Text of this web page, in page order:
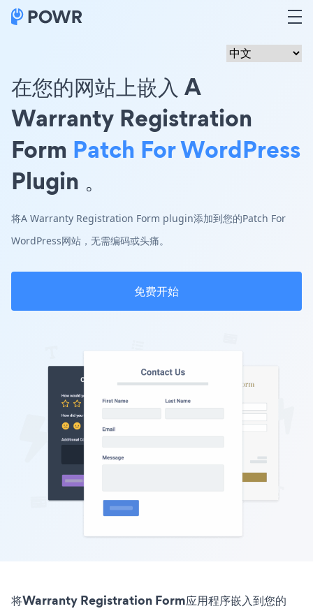
在您的网站上嵌入 A
Warranty Registration
Form Patch For WordPress
Plugin 。
将A Warranty Registration Form plugin添加到您的Patch For
WordPress网站，无需编码或头痛。
免费开始
将Warranty Registration Form应用程序嵌入到您的